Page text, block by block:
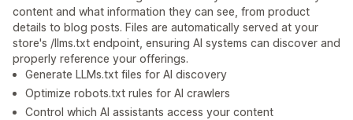
content and what information they can see, from product
details to blog posts. Files are automatically served at your
store's /llms.txt endpoint, ensuring AI systems can discover and
properly reference your offerings.
Generate LLMs.txt files for AI discovery
Optimize robots.txt rules for AI crawlers
Control which AI assistants access your content